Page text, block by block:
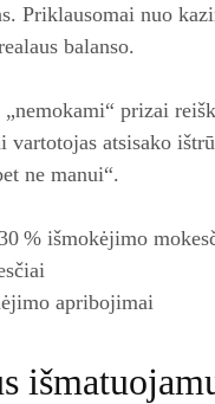
Priklausomai nuo
balanso.
prizai
vartotojas atsisako
ne manui“.
% išmokėjimo
apribojimai